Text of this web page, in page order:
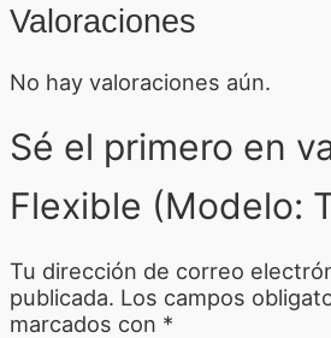
Valoraciones
No hay valoraciones aún.
Sé el primero en
Flexible (Modelo:
Tu dirección de correo
publicada. Los campos
marcados con *